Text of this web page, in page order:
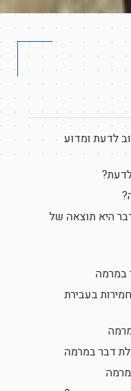
לדעת ומדוע
היא תוצאה של
במרמה
בעבירת
דבר במרמה